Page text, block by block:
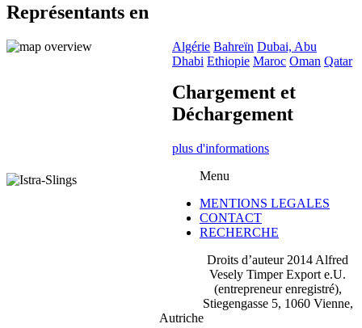
Représentants en
Algérie Bahreïn Dubai, Abu
Dhabi Ethiopie Maroc Oman Qatar
Chargement et
Déchargement
plus d'informations
Menu
MENTIONS LEGALES
CONTACT
RECHERCHE
Droits d’auteur 2014 Alfred
Vesely Timper Export e.U.
(entrepreneur enregistré),
Stiegengasse 5, 1060 Vienne,
Autriche